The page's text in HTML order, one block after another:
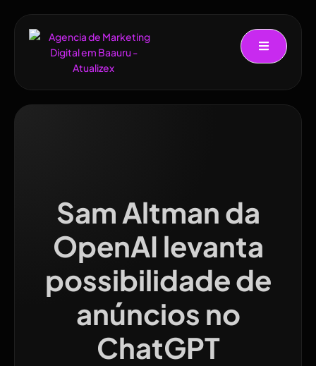
Sam Altman da
OpenAI levanta
possibilidade de
anúncios no
ChatGPT